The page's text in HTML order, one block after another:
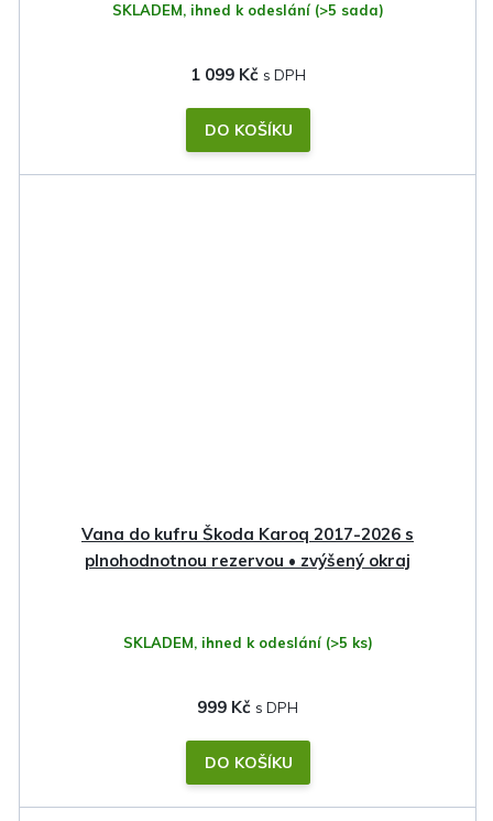
SKLADEM, ihned k odeslání (>5 sada)
1 099 Kč
DO KOŠÍKU
Vana do kufru Škoda Karoq 2017-2026 s
plnohodnotnou rezervou • zvýšený okraj
SKLADEM, ihned k odeslání (>5 ks)
999 Kč
DO KOŠÍKU